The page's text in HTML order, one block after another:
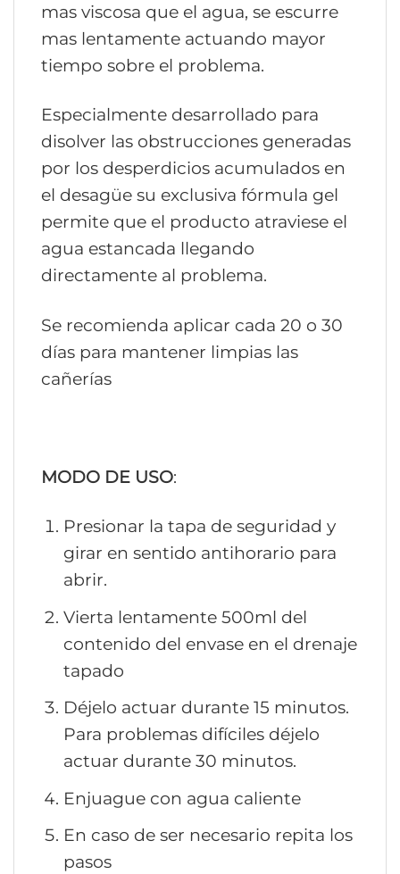
mas viscosa que el agua, se escurre
mas lentamente actuando mayor
tiempo sobre el problema.
Especialmente desarrollado para
disolver las obstrucciones generadas
por los desperdicios acumulados en
el desagüe su exclusiva fórmula gel
permite que el producto atraviese el
agua estancada llegando
directamente al problema.
Se recomienda aplicar cada 20 o 30
días para mantener limpias las
cañerías
MODO DE USO:
Presionar la tapa de seguridad y
girar en sentido antihorario para
abrir.
Vierta lentamente 500ml del
contenido del envase en el drenaje
tapado
Déjelo actuar durante 15 minutos.
Para problemas difíciles déjelo
actuar durante 30 minutos.
Enjuague con agua caliente
En caso de ser necesario repita los
pasos